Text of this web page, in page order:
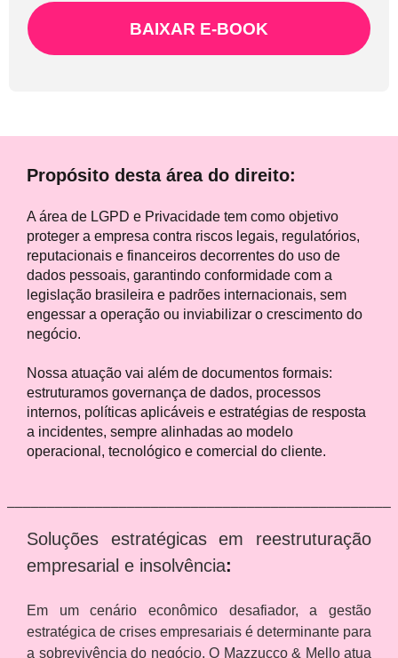
BAIXAR E-BOOK
Propósito desta área do direito:
A área de LGPD e Privacidade tem como objetivo
proteger a empresa contra riscos legais, regulatórios,
reputacionais e financeiros decorrentes do uso de
dados pessoais, garantindo conformidade com a
legislação brasileira e padrões internacionais, sem
engessar a operação ou inviabilizar o crescimento do
negócio.
Nossa atuação vai além de documentos formais:
estruturamos governança de dados, processos
internos, políticas aplicáveis e estratégias de resposta
a incidentes, sempre alinhadas ao modelo
operacional, tecnológico e comercial do cliente.
––––––––––––––––––––––––––––––––––––––––––––––––
Soluções estratégicas em reestruturação
empresarial e insolvência:
Em um cenário econômico desafiador, a gestão
estratégica de crises empresariais é determinante para
a sobrevivência do negócio. O Mazzucco & Mello atua